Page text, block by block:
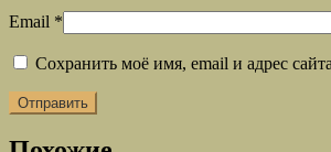
Email *
Сохранить моё имя, email и адрес